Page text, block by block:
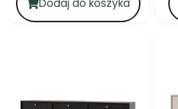
Dodaj do koszyka